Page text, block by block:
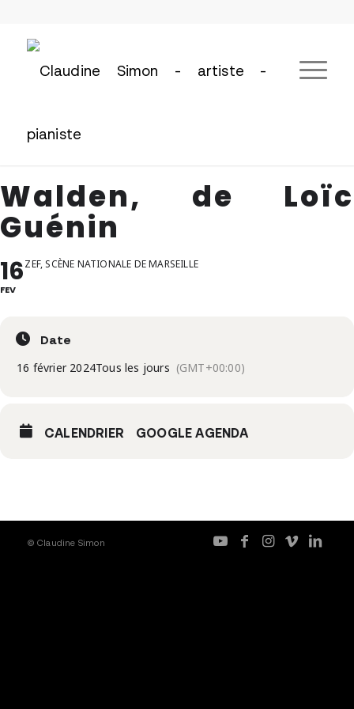
Walden, de Loïc
Guénin
16
FEV
ZEF, SCÈNE NATIONALE DE MARSEILLE
Date
16 février 2024Tous les jours (GMT+00:00)
CALENDRIER GOOGLE AGENDA
© Claudine Simon